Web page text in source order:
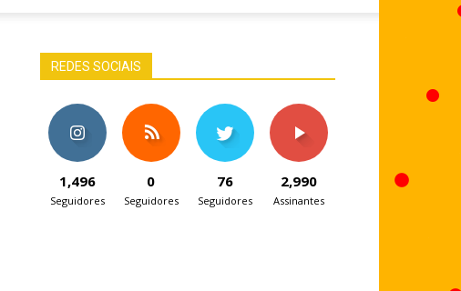
REDES SOCIAIS
1,496
Seguidores
0
Seguidores
76
Seguidores
2,990
Assinantes